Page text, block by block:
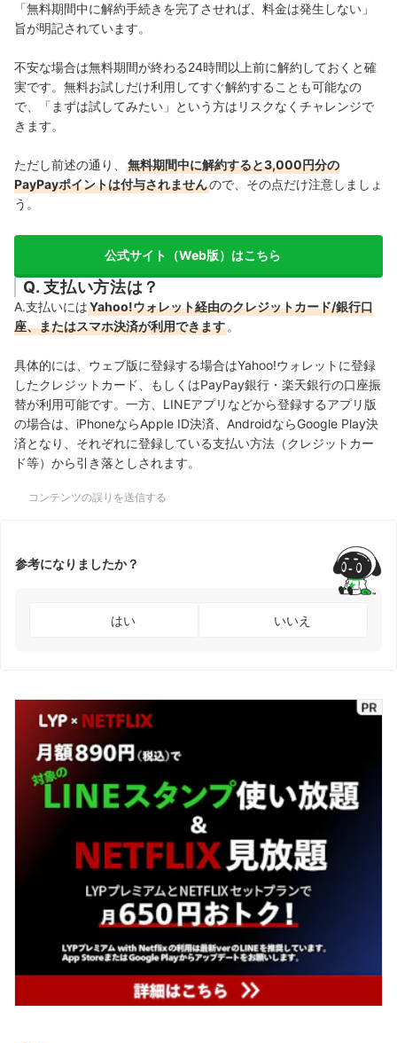
「無料期間中に解約手続きを完了させれば、料金は発生しない」
旨が明記されています。
不安な場合は無料期間が終わる24時間以上前に解約しておくと確
実です。無料お試しだけ利用してすぐ解約することも可能なの
で、「まずは試してみたい」という方はリスクなくチャレンジで
きます。
ただし前述の通り、
無料期間中に解約すると3,000円分の
PayPayポイントは付与されませんので、その点だけ注意しましょ
う。
公式サイト（Web版）はこちら
Q. 支払い方法は？
A.支払いにはYahoo!ウォレット経由のクレジットカード/銀行口
座、またはスマホ決済が利用できます。
具体的には、ウェブ版に登録する場合はYahoo!ウォレットに登録
したクレジットカード、もしくはPayPay銀行・楽天銀行の口座振
替が利用可能です。一方、LINEアプリなどから登録するアプリ版
の場合は、iPhoneならApple ID決済、AndroidならGoogle Play決
済となり、それぞれに登録している支払い方法（クレジットカー
ド等）から引き落としされます。
コンテンツの誤りを送信する
参考になりましたか？
はい いいえ